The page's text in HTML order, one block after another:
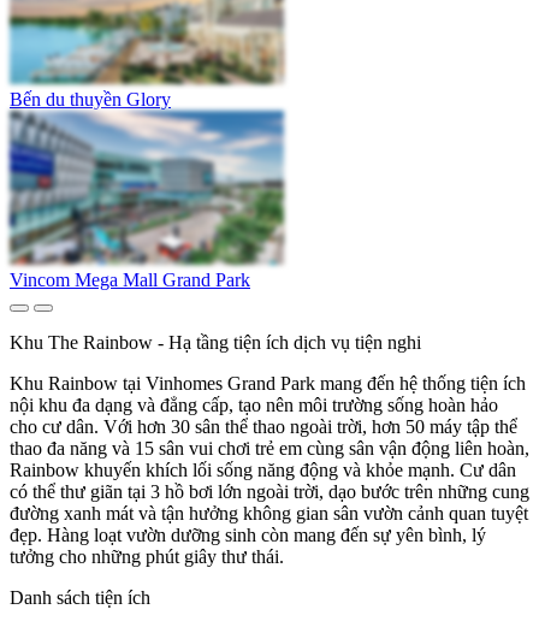
Bến du thuyền Glory
Vincom Mega Mall Grand Park
Khu The Rainbow - Hạ tầng tiện ích dịch vụ tiện nghi
Khu Rainbow tại Vinhomes Grand Park mang đến hệ thống tiện ích
nội khu đa dạng và đẳng cấp, tạo nên môi trường sống hoàn hảo
cho cư dân. Với hơn 30 sân thể thao ngoài trời, hơn 50 máy tập thể
thao đa năng và 15 sân vui chơi trẻ em cùng sân vận động liên hoàn,
Rainbow khuyến khích lối sống năng động và khỏe mạnh. Cư dân
có thể thư giãn tại 3 hồ bơi lớn ngoài trời, dạo bước trên những cung
đường xanh mát và tận hưởng không gian sân vườn cảnh quan tuyệt
đẹp. Hàng loạt vườn dưỡng sinh còn mang đến sự yên bình, lý
tưởng cho những phút giây thư thái.
Danh sách tiện ích